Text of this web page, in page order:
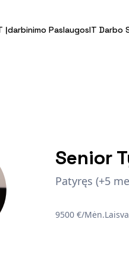
Įdarbinimo PaslaugosIT Darbo
Senior
Patyręs (+5
9500 €/Mėn.